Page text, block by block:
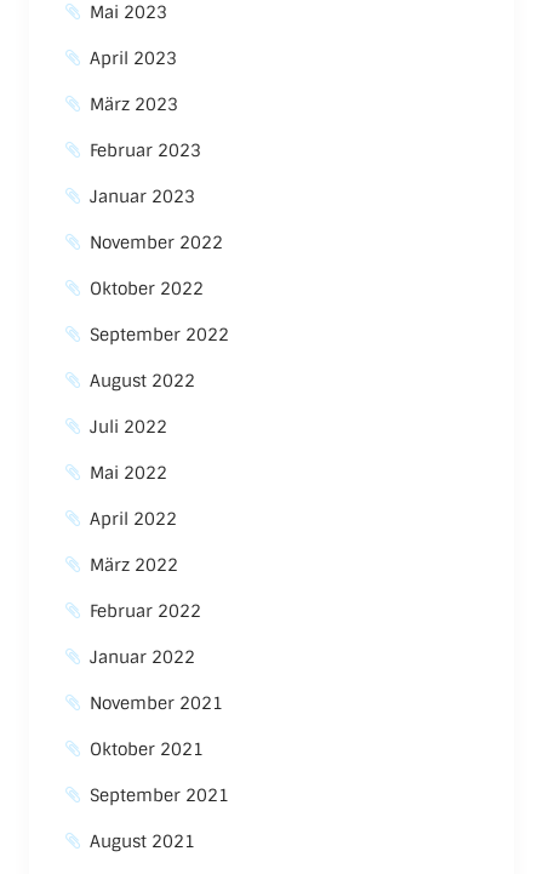
Mai 2023
April 2023
März 2023
Februar 2023
Januar 2023
November 2022
Oktober 2022
September 2022
August 2022
Juli 2022
Mai 2022
April 2022
März 2022
Februar 2022
Januar 2022
November 2021
Oktober 2021
September 2021
August 2021